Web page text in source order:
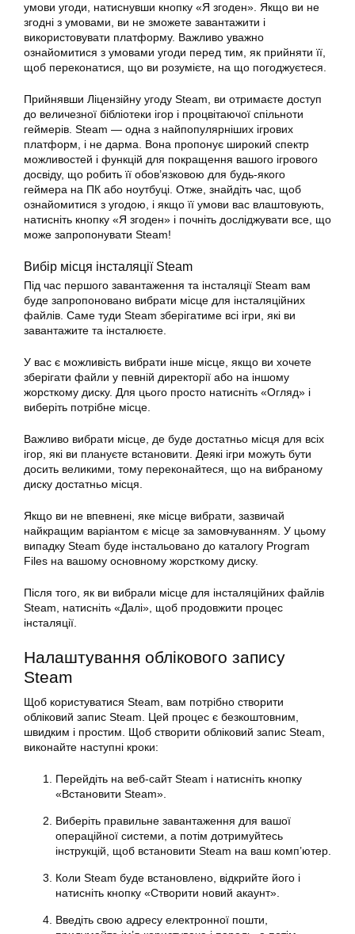
умови угоди, натиснувши кнопку «Я згоден». Якщо ви не
згодні з умовами, ви не зможете завантажити і
використовувати платформу. Важливо уважно
ознайомитися з умовами угоди перед тим, як прийняти її,
щоб переконатися, що ви розумієте, на що погоджуєтеся.
Прийнявши Ліцензійну угоду Steam, ви отримаєте доступ
до величезної бібліотеки ігор і процвітаючої спільноти
геймерів. Steam — одна з найпопулярніших ігрових
платформ, і не дарма. Вона пропонує широкий спектр
можливостей і функцій для покращення вашого ігрового
досвіду, що робить її обов’язковою для будь-якого
геймера на ПК або ноутбуці. Отже, знайдіть час, щоб
ознайомитися з угодою, і якщо її умови вас влаштовують,
натисніть кнопку «Я згоден» і почніть досліджувати все, що
може запропонувати Steam!
Вибір місця інсталяції Steam
Під час першого завантаження та інсталяції Steam вам
буде запропоновано вибрати місце для інсталяційних
файлів. Саме туди Steam зберігатиме всі ігри, які ви
завантажите та інсталюєте.
У вас є можливість вибрати інше місце, якщо ви хочете
зберігати файли у певній директорії або на іншому
жорсткому диску. Для цього просто натисніть «Огляд» і
виберіть потрібне місце.
Важливо вибрати місце, де буде достатньо місця для всіх
ігор, які ви плануєте встановити . Деякі ігри можуть бути
досить великими, тому переконайтеся, що на вибраному
диску достатньо місця.
Якщо ви не впевнені, яке місце вибрати, зазвичай
найкращим варіантом є місце за замовчуванням. У цьому
випадку Steam буде інстальовано до каталогу Program
Files на вашому основному жорсткому диску.
Після того, як ви вибрали місце для інсталяційних файлів
Steam, натисніть «Далі», щоб продовжити процес
інсталяції.
Налаштування облікового запису
Steam
Щоб користуватися Steam, вам потрібно створити
обліковий запис Steam . Цей процес є безкоштовним,
швидким і простим. Щоб створити обліковий запис Steam
виконайте наступні кроки:
Перейдіть на веб-сайт Steam і натисніть кнопку
«Встановити Steam».
Виберіть правильне завантаження для вашої
операційної системи, а потім дотримуйтесь
інструкцій, щоб встановити Steam на ваш комп’ютер.
Коли Steam буде встановлено, відкрийте його і
натисніть кнопку «Створити новий акаунт».
Введіть свою адресу електронної пошти,